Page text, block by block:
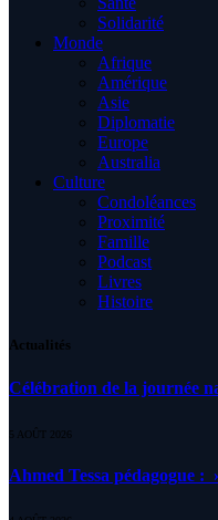
Solidarité
Monde
Afrique
Amérique
Asie
Diplomatie
Europe
Australia
Culture
Condoléances
Proximité
Famille
Podcast
Livres
Histoire
Actualités
Célébration de la journée
5 AOÛT 2026
Ahmed Tessa pédagogue